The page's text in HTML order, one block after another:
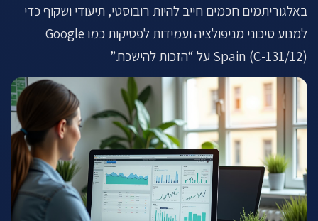
באלגוריתמים חכמים חייב להיות רובוסטי, תיעודי ושקוף כדי
למנוע סיכוני מניפולציה ועמידות לפסיקות כמו Google
Spain (C-131/12) על “הזכות להישכח.”